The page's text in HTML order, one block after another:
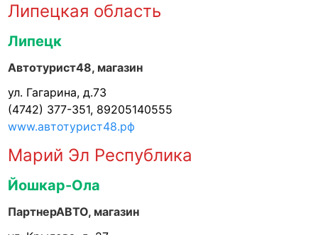
Липецкая область
Липецк
Автотурист48, магазин
ул. Гагарина, д.73
(4742) 377-351, 89205140555
www.автотурист48.рф
Марий Эл Республика
Йошкар-Ола
ПартнерАВТО, магазин